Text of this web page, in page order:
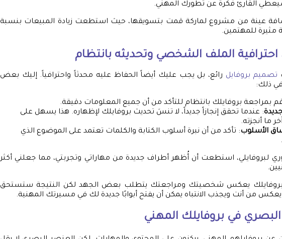
القارئ فكرة عن تطورك المهني.
عينة من مشروع لماركة قمت بتسويقها، حيث استطعت زيادة المبيعات بنسبة
الملف الشخصي وتحديثه بانتظام
تصميم بروفايل رائع، بل يجب عليك أيضاً الحفاظ عليه محدثاً واحترافياً. إليك بعض
ذلك:
بمراجعة بروفايلك بانتظام للتأكد من أن جميع المعلومات دقيقة.
: عندما تحقق إنجازاً جديداً، لا تنسَ تحديث بروفايلك لإظهاره. هذا يسهل على
ما أنجزته.
الأسلوب: تأكد من أن نبرة أسلوب الكتابة والكلمات تعتمد على الموضوع الذي
لبروفايلي، استطعت أن أُظهر أطراف جديدة من مهاراتي وتجربتي، مما جعلني أكثر
بروفايلك يعكس شخصيتك ومراجعتك يتطلب بعض الجهد لكن النتيجة ستستحق
من أنت ويجذب الانتباه يمكن أن يفتح أبوابًا جديدة لك في مسيرتك المهنية.
في بروفايلك المهني